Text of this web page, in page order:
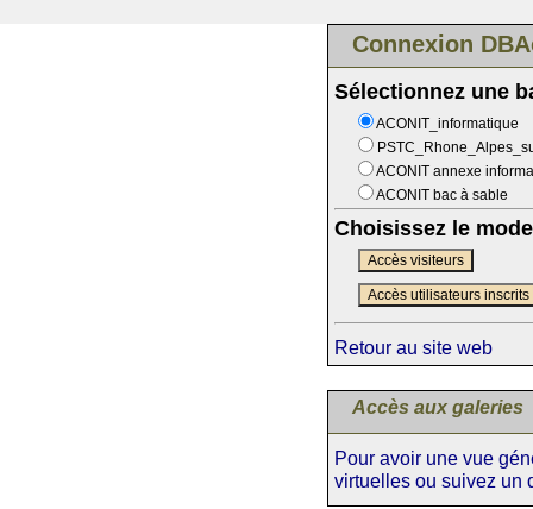
Connexion
Sélectionnez une
ACONIT_informatique
ACONIT annexe
ACONIT bac à sable
Choisissez le
Accès visiteurs
Accès utilisateurs inscrits
Retour au site web
Accès aux galeries
Pour avoir une vue
virtuelles ou suivez un